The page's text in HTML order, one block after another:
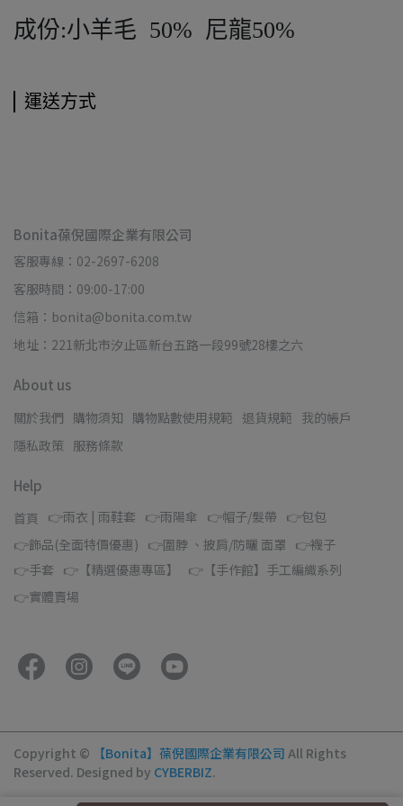
成份:小羊毛 50% 尼龍50%
運送方式
Bonita葆倪國際企業有限公司
客服專線：02-2697-6208
客服時間：09:00-17:00
信箱：bonita@bonita.com.tw
地址：221新北市汐止區新台五路一段99號28樓之六
About us
關於我們 購物須知 購物點數使用規範 退貨規範 我的帳戶
隱私政策 服務條款
Help
首頁 👉雨衣 | 雨鞋套 👉雨陽傘 👉帽子/髮帶 👉包包
👉飾品(全面特價優惠) 👉圍脖 、披肩/防曬 面罩 👉襪子
👉手套 👉【精選優惠專區】
👉【手作館】手工編織系列
👉實體賣場
Copyright © 【Bonita】葆倪國際企業有限公司 All Rights
Reserved. Designed by CYBERBIZ.